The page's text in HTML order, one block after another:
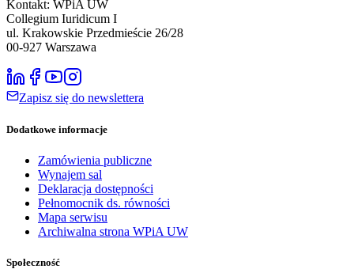
Kontakt: WPiA UW
Collegium Iuridicum I
ul. Krakowskie Przedmieście 26/28
00-927 Warszawa
Zapisz się do newslettera
Dodatkowe informacje
Zamówienia publiczne
Wynajem sal
Deklaracja dostępności
Pełnomocnik ds. równości
Mapa serwisu
Archiwalna strona WPiA UW
Społeczność